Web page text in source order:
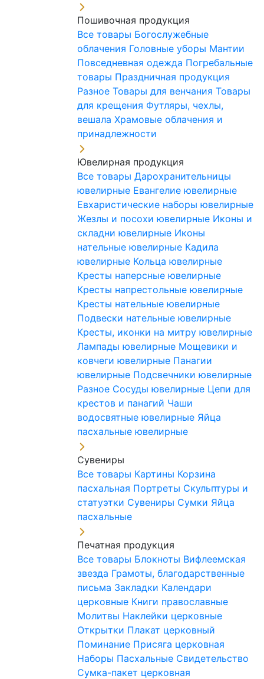
Пошивочная продукция
Все товары Богослужебные
облачения Головные уборы Мантии
Повседневная одежда Погребальные
товары Праздничная продукция
Разное Товары для венчания Товары
для крещения Футляры, чехлы,
вешала Храмовые облачения и
принадлежности
Ювелирная продукция
Все товары Дарохранительницы
ювелирные Евангелие ювелирные
Евхаристические наборы ювелирные
Жезлы и посохи ювелирные Иконы и
складни ювелирные Иконы
нательные ювелирные Кадила
ювелирные Кольца ювелирные
Кресты наперсные ювелирные
Кресты напрестольные ювелирные
Кресты нательные ювелирные
Подвески нательные ювелирные
Кресты, иконки на митру ювелирные
Лампады ювелирные Мощевики и
ковчеги ювелирные Панагии
ювелирные Подсвечники ювелирные
Разное Сосуды ювелирные Цепи для
крестов и панагий Чаши
водосвятные ювелирные Яйца
пасхальные ювелирные
Сувениры
Все товары Картины Корзина
пасхальная Портреты Скульптуры и
статуэтки Сувениры Сумки Яйца
пасхальные
Печатная продукция
Все товары Блокноты Вифлеемская
звезда Грамоты, благодарственные
письма Закладки Календари
церковные Книги православные
Молитвы Наклейки церковные
Открытки Плакат церковный
Поминание Присяга церковная
Наборы Пасхальные Свидетельство
Сумка-пакет церковная